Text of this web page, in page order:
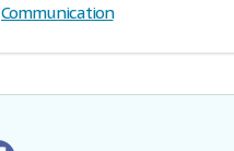
Communication